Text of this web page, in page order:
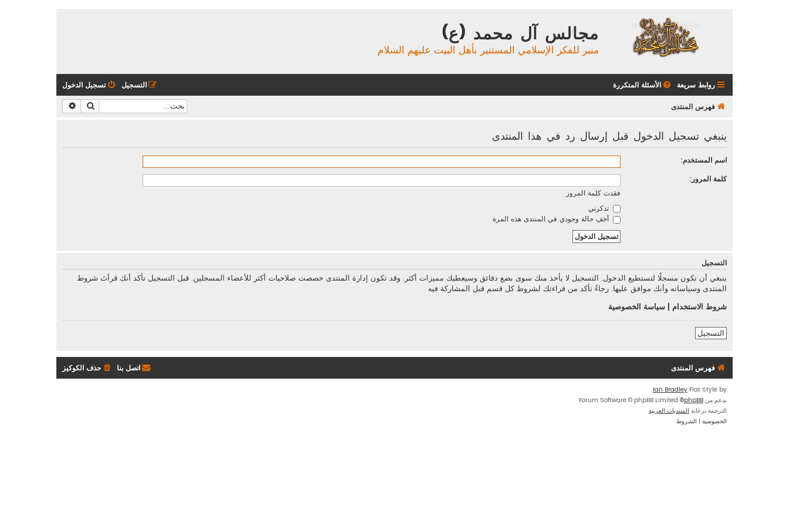
مجالس آل محمد (ع)
منبر للفكر الإسلامي المستنير بأهل البيت عليهم السلام
روابط سريعة الأسئلة المتكررة تسجيل الدخول التسجيل
فهرس المنتدى بحث
ينبغي تسجيل الدخول قبل إرسال رد في هذا المنتدى
اسم المستخدم:
كلمة المرور:
فقدت كلمة المرور
تذكرني
أخفِ حالة وجودي في المنتدى هذه المرة
التسجيل
ينبغي أن تكون مسجلًا لتستطيع الدخول. التسجيل لا يأخذ منك سوى بضع دقائق وسيعطيك مميزات أكثر. وقد تكون إدارة المنتدى خصصت صلاحيات أكثر للأعضاء المسجلين. قبل التسجيل تأكد أنك قرأتَ شروط
المنتدى وسياساته وأنك موافق عليها. رجاءً تأكد من قراءتك لشروط كل قسم قبل المشاركة فيه
شروط الاستخدام
سياسة الخصوصية
التسجيل
فهرس المنتدى حذف الكوكيز اتصل بنا
Flat Style by
Ian Bradley
بدعم من phpBB
® Forum Software © phpBB Limited
الترجمة برعاية المنتديات العربية
الخصوصية | الشروط